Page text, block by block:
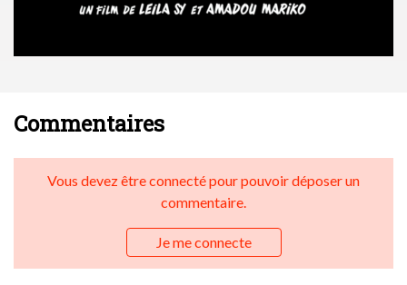
Commentaires
Vous devez être connecté pour pouvoir déposer un
commentaire.
Je me connecte